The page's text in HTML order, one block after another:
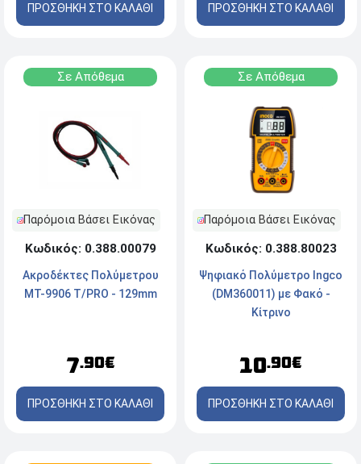
ΠΡΟΣΘΗΚΗ ΣΤΟ ΚΑΛΑΘΙ ΠΡΟΣΘΗΚΗ ΣΤΟ ΚΑΛΑΘΙ
Σε Απόθεμα
Παρόμοια Βάσει Εικόνας
Κωδικός: 0.388.00079
Ακροδέκτες Πολύμετρου
MT-9906 T/PRO - 129mm
7.90€
ΠΡΟΣΘΗΚΗ ΣΤΟ ΚΑΛΑΘΙ
Σε Απόθεμα
Παρόμοια Βάσει Εικόνας
Κωδικός: 0.388.80023
Ψηφιακό Πολύμετρο Ingco
(DM360011) με Φακό -
Κίτρινο
10.90€
ΠΡΟΣΘΗΚΗ ΣΤΟ ΚΑΛΑΘΙ